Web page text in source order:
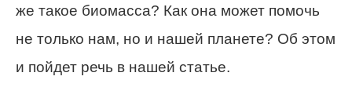
же такое биомасса? Как она может помочь
не только нам, но и нашей планете? Об этом
и пойдет речь в нашей статье.